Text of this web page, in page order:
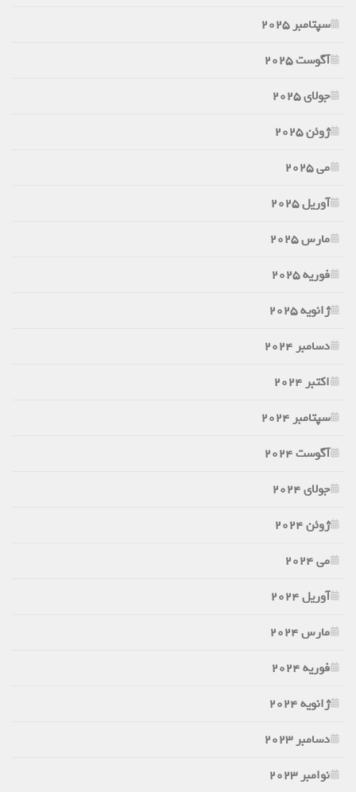
سپتامبر 2025
آگوست 2025
جولای 2025
ژوئن 2025
می 2025
آوریل 2025
مارس 2025
فوریه 2025
ژانویه 2025
دسامبر 2024
اکتبر 2024
سپتامبر 2024
آگوست 2024
جولای 2024
ژوئن 2024
می 2024
آوریل 2024
مارس 2024
فوریه 2024
ژانویه 2024
دسامبر 2023
نوامبر 2023